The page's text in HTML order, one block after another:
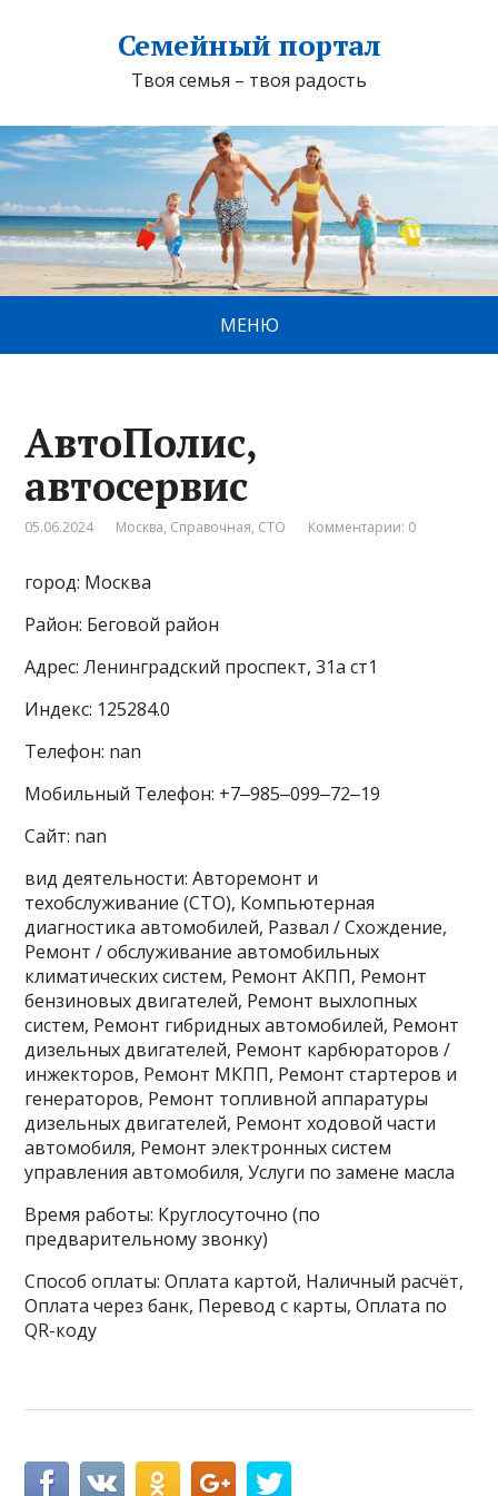
Семейный портал
Твоя семья – твоя радость
МЕНЮ
АвтоПолис,
автосервис
05.06.2024 Москва, Справочная, СТО Комментарии: 0
город: Москва
Район: Беговой район
Адрес: Ленинградский проспект, 31а ст1
Индекс: 125284.0
Телефон: nan
Мобильный Телефон: +7‒985‒099‒72‒19
Сайт: nan
вид деятельности: Авторемонт и
техобслуживание (СТО), Компьютерная
диагностика автомобилей, Развал / Схождение,
Ремонт / обслуживание автомобильных
климатических систем, Ремонт АКПП, Ремонт
бензиновых двигателей, Ремонт выхлопных
систем, Ремонт гибридных автомобилей, Ремонт
дизельных двигателей, Ремонт карбюраторов /
инжекторов, Ремонт МКПП, Ремонт стартеров и
генераторов, Ремонт топливной аппаратуры
дизельных двигателей, Ремонт ходовой части
автомобиля, Ремонт электронных систем
управления автомобиля, Услуги по замене масла
Время работы: Круглосуточно (по
предварительному звонку)
Способ оплаты: Оплата картой, Наличный расчёт,
Оплата через банк, Перевод с карты, Оплата по
QR-коду